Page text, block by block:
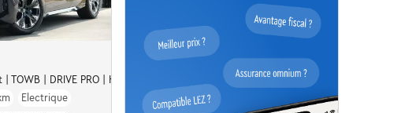
TOWB | DRIVE PRO | H&K |
Electrique